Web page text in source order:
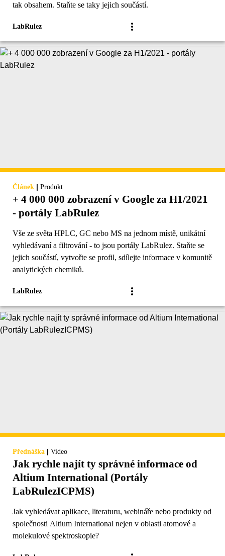
tak obsahem. Staňte se taky jejich součástí.
LabRulez
Článek | Produkt
+ 4 000 000 zobrazení v Google za H1/2021
- portály LabRulez
Vše ze světa HPLC, GC nebo MS na jednom místě, unikátní
vyhledávaní a filtrování - to jsou portály LabRulez. Staňte se
jejich součástí, vytvořte se profil, sdílejte informace v komunitě
analytických chemiků.
LabRulez
Přednáška | Video
Jak rychle najít ty správné informace od
Altium International (Portály
LabRulezICPMS)
Jak vyhledávat aplikace, literaturu, webináře nebo produkty od
společnosti Altium International nejen v oblasti atomové a
molekulové spektroskopie?